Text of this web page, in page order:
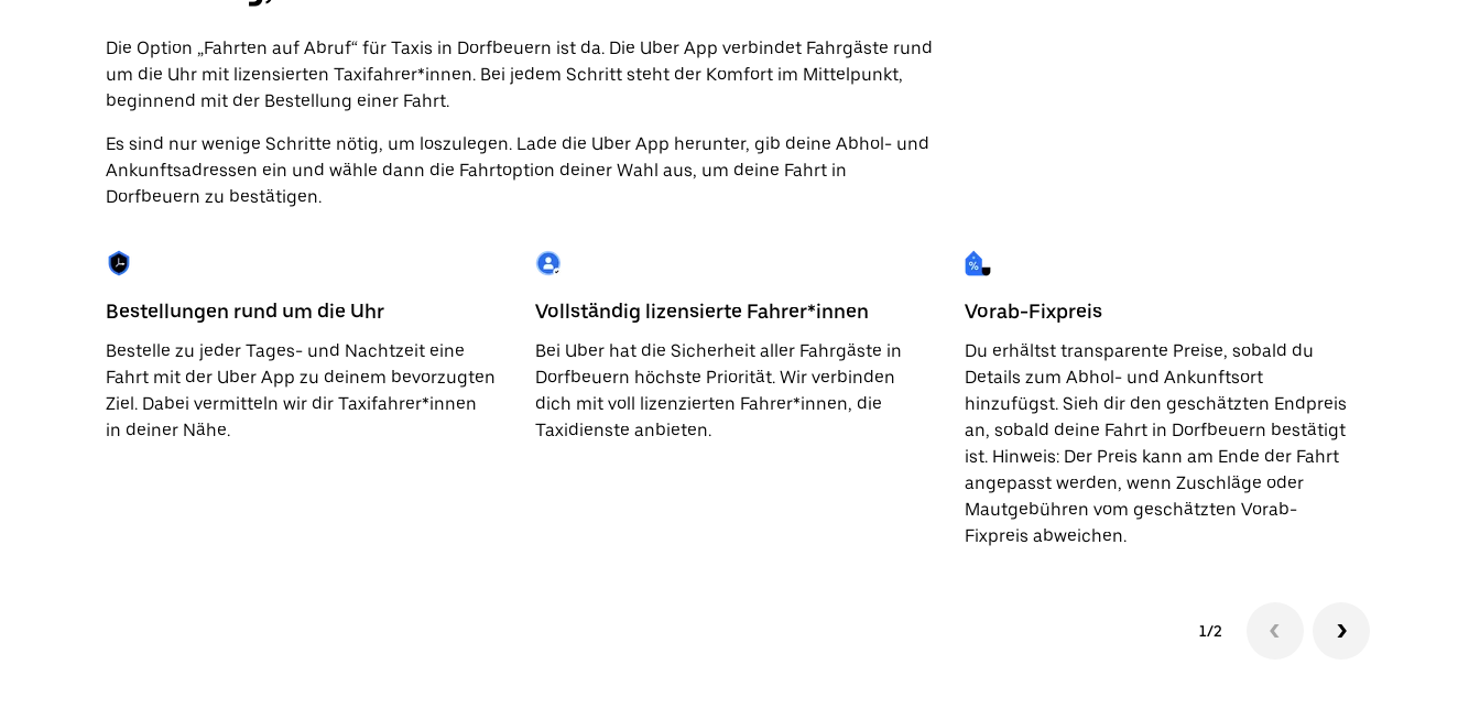
Drücke
die
Escape-
Taste,
um
den
Kalender
zu
Die Option „Fahrten auf Abruf“ für Taxis in Dorfbeuern ist da. Die Uber App verbindet Fahrgäste rund
um die Uhr mit lizensierten Taxifahrer*innen. Bei jedem Schritt steht der Komfort im Mittelpunkt,
beginnend mit der Bestellung einer Fahrt.
Es sind nur wenige Schritte nötig, um loszulegen. Lade die Uber App herunter, gib deine Abhol- und
Ankunftsadressen ein und wähle dann die Fahrtoption deiner Wahl aus, um deine Fahrt in
Dorfbeuern zu bestätigen.
Bestellungen rund um die Uhr
Bestelle zu jeder Tages- und Nachtzeit eine
Fahrt mit der Uber App zu deinem bevorzugten
Ziel. Dabei vermitteln wir dir Taxifahrer*innen
in deiner Nähe.
Vollständig lizensierte Fahrer*innen
Bei Uber hat die Sicherheit aller Fahrgäste in
Dorfbeuern höchste Priorität. Wir verbinden
dich mit voll lizenzierten Fahrer*innen, die
Taxidienste anbieten.
Vorab-Fixpreis
Du erhältst transparente Preise, sobald du
Details zum Abhol- und Ankunftsort
hinzufügst. Sieh dir den geschätzten Endpreis
an, sobald deine Fahrt in Dorfbeuern bestätigt
ist. Hinweis: Der Preis kann am Ende der Fahrt
angepasst werden, wenn Zuschläge oder
Mautgebühren vom geschätzten Vorab-
Fixpreis abweichen.
1/2